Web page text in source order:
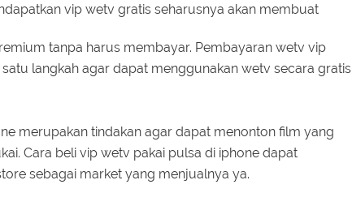
vip wetv gratis seharusnya akan membuat
tanpa harus membayar. Pembayaran wetv vip
langkah agar dapat menggunakan wetv secara gratis
merupakan tindakan agar dapat menonton film yang
Cara beli vip wetv pakai pulsa di iphone dapat
sebagai market yang menjualnya ya.